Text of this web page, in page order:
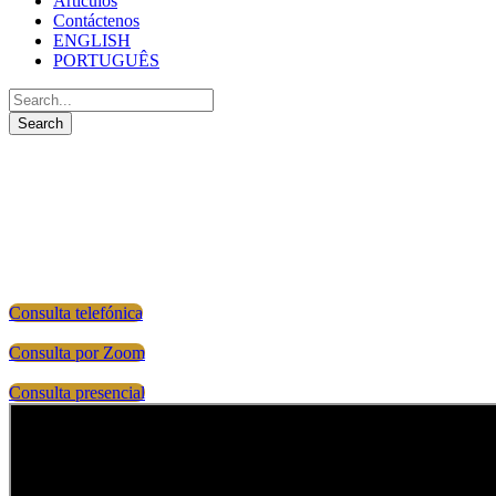
Contáctenos
ENGLISH
PORTUGUÊS
Consulta telefónica
Consulta por Zoom
Consulta presencial